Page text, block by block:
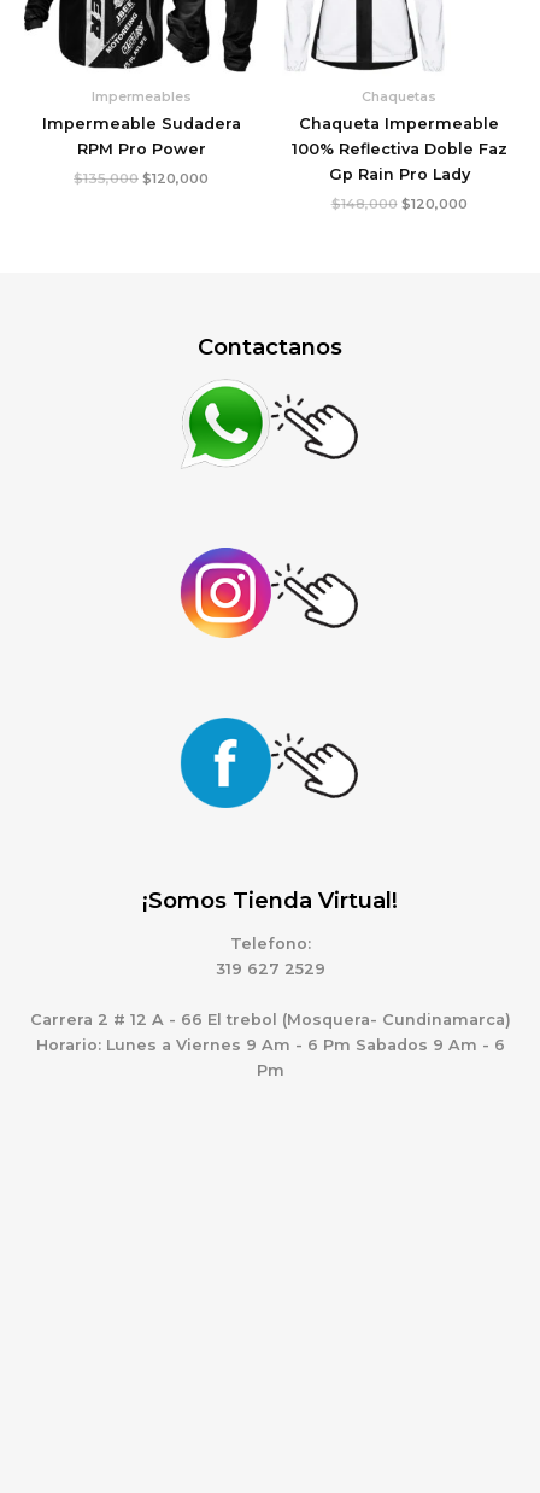
Impermeables
Impermeable Sudadera
RPM Pro Power
$135,000 $120,000
Chaquetas
Chaqueta Impermeable
100% Reflectiva Doble Faz
Gp Rain Pro Lady
$148,000 $120,000
Contactanos
¡Somos Tienda Virtual!
Telefono:
319 627 2529
Carrera 2 # 12 A - 66 El trebol (Mosquera- Cundinamarca)
Horario: Lunes a Viernes 9 Am - 6 Pm Sabados 9 Am - 6
Pm